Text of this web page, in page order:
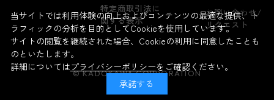
よくあるお問い合わせ
特定商取引法に
関する表示
お問い合わせ/
リクエスト
© KADOKAWA CORPORATION
当サイトでは利用体験の向上およびコンテンツの最適な提供、ト
ラフィックの分析を目的としてCookieを使用しています。
サイトの閲覧を継続された場合、Cookieの利用に同意したことも
のといたします。
詳細についてはプライバシーポリシーをご確認ください。
承諾する